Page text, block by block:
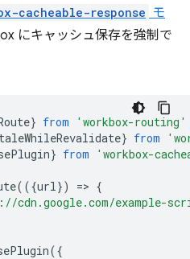
cacheable-response モ
にキャッシュ保存を強制で
} from 'workbox-routing'
} from
} from 'workbox-
(({url}) => {
cdn.google.com/example-
({